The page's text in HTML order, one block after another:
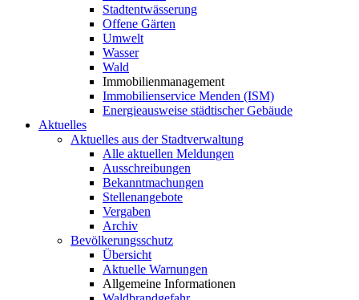
Stadtentwässerung
Offene Gärten
Umwelt
Wasser
Wald
Immobilienmanagement
Immobilienservice Menden (ISM)
Energieausweise städtischer Gebäude
Aktuelles
Aktuelles aus der Stadtverwaltung
Alle aktuellen Meldungen
Ausschreibungen
Bekanntmachungen
Stellenangebote
Vergaben
Archiv
Bevölkerungsschutz
Übersicht
Aktuelle Warnungen
Allgemeine Informationen